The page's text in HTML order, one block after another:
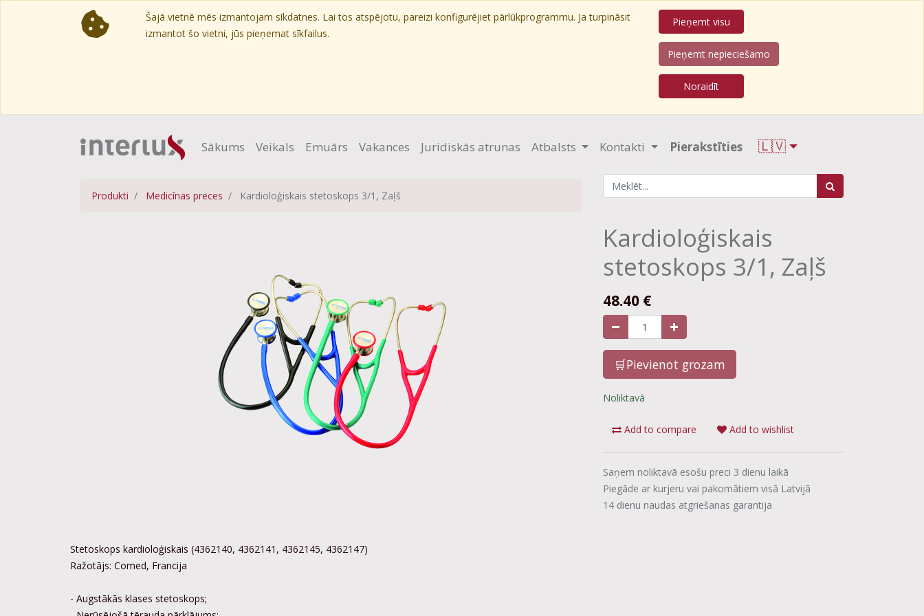
Šajā vietnē mēs izmantojam sīkdatnes. Lai tos atspējotu, pareizi konfigurējiet pārlūkprogrammu. Ja turpināsit
izmantot šo vietni, jūs pieņemat sīkfailus.
Pieņemt visu
Pieņemt nepieciešamo
Noraidīt
Sākums Veikals Emuārs Vakances Juridiskās atrunas Atbalsts Kontakti Pierakstīties 🇱🇻
Produkti Medicīnas preces Kardioloģiskais stetoskops 3/1, Zaļš
Kardioloģiskais
stetoskops 3/1, Zaļš
48.40 €
🛒Pievienot grozam
Noliktavā
Add to compare Add to wishlist
Saņem noliktavā esošu preci 3 dienu laikā
Piegāde ar kurjeru vai pakomātiem visā Latvijā
14 dienu naudas atgriešanas garantija
Stetoskops kardioloģiskais (4362140, 4362141, 4362145, 4362147)
Ražotājs: Comed, Francija
- Augstākās klases stetoskops;